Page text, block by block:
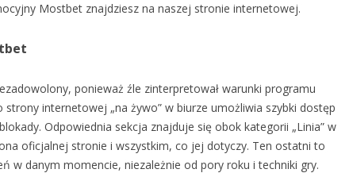
Mostbet znajdziesz na naszej stronie internetowej.
ponieważ źle zinterpretował warunki programu
strony internetowej „na żywo” w biurze umożliwia szybki dostęp
Odpowiednia sekcja znajduje się obok kategorii „Linia” w
oficjalnej stronie i wszystkim, co jej dotyczy. Ten ostatni to
w danym momencie, niezależnie od pory roku i techniki gry.